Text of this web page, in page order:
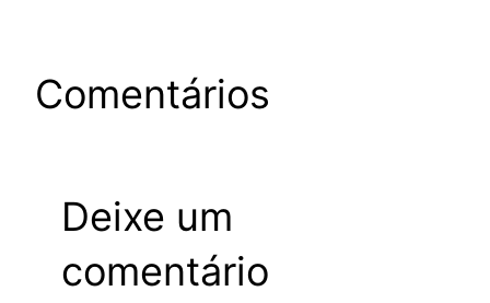
Comentários
Deixe um
comentário